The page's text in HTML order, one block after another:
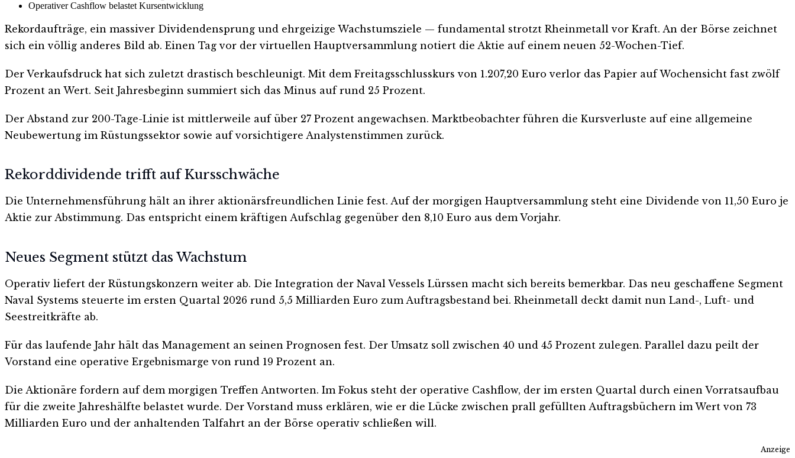
Operativer Cashflow belastet Kursentwicklung
Rekordaufträge, ein massiver Dividendensprung und ehrgeizige Wachstumsziele — fundamental strotzt Rheinmetall vor Kraft. An der Börse zeichnet
sich ein völlig anderes Bild ab. Einen Tag vor der virtuellen Hauptversammlung notiert die Aktie auf einem neuen 52-Wochen-Tief.
Der Verkaufsdruck hat sich zuletzt drastisch beschleunigt. Mit dem Freitagsschlusskurs von 1.207,20 Euro verlor das Papier auf Wochensicht fast zwölf
Prozent an Wert. Seit Jahresbeginn summiert sich das Minus auf rund 25 Prozent.
Der Abstand zur 200-Tage-Linie ist mittlerweile auf über 27 Prozent angewachsen. Marktbeobachter führen die Kursverluste auf eine allgemeine
Neubewertung im Rüstungssektor sowie auf vorsichtigere Analystenstimmen zurück.
Rekorddividende trifft auf Kursschwäche
Die Unternehmensführung hält an ihrer aktionärsfreundlichen Linie fest. Auf der morgigen Hauptversammlung steht eine Dividende von 11,50 Euro je
Aktie zur Abstimmung. Das entspricht einem kräftigen Aufschlag gegenüber den 8,10 Euro aus dem Vorjahr.
Neues Segment stützt das Wachstum
Operativ liefert der Rüstungskonzern weiter ab. Die Integration der Naval Vessels Lürssen macht sich bereits bemerkbar. Das neu geschaffene Segment
Naval Systems steuerte im ersten Quartal 2026 rund 5,5 Milliarden Euro zum Auftragsbestand bei. Rheinmetall deckt damit nun Land-, Luft- und
Seestreitkräfte ab.
Für das laufende Jahr hält das Management an seinen Prognosen fest. Der Umsatz soll zwischen 40 und 45 Prozent zulegen. Parallel dazu peilt der
Vorstand eine operative Ergebnismarge von rund 19 Prozent an.
Die Aktionäre fordern auf dem morgigen Treffen Antworten. Im Fokus steht der operative Cashflow, der im ersten Quartal durch einen Vorratsaufbau
für die zweite Jahreshälfte belastet wurde. Der Vorstand muss erklären, wie er die Lücke zwischen prall gefüllten Auftragsbüchern im Wert von 73
Milliarden Euro und der anhaltenden Talfahrt an der Börse operativ schließen will.
Anzeige